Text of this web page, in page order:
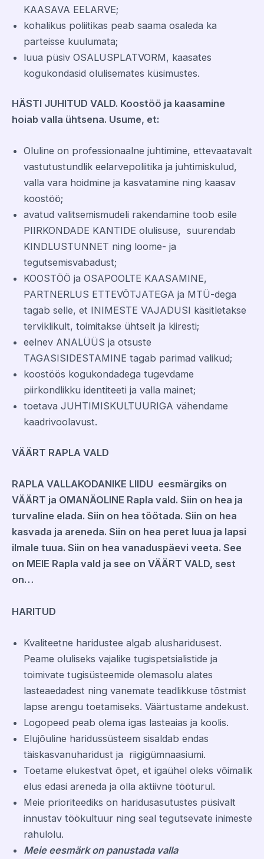
KAASAVA EELARVE;
kohalikus poliitikas peab saama osaleda ka
parteisse kuulumata;
luua püsiv OSALUSPLATVORM, kaasates
kogukondasid olulisemates küsimustes.
HÄSTI JUHITUD VALD. Koostöö ja kaasamine
hoiab valla ühtsena. Usume, et:
Oluline on professionaalne juhtimine, ettevaatavalt
vastutustundlik eelarvepoliitika ja juhtimiskulud,
valla vara hoidmine ja kasvatamine ning kaasav
koostöö;
avatud valitsemismudeli rakendamine toob esile
PIIRKONDADE KANTIDE olulisuse, suurendab
KINDLUSTUNNET ning loome- ja
tegutsemisvabadust;
KOOSTÖÖ ja OSAPOOLTE KAASAMINE,
PARTNERLUS ETTEVÕTJATEGA ja MTÜ-dega
tagab selle, et INIMESTE VAJADUSI käsitletakse
terviklikult, toimitakse ühtselt ja kiiresti;
eelnev ANALÜÜS ja otsuste
TAGASISIDESTAMINE tagab parimad valikud;
koostöös kogukondadega tugevdame
piirkondlikku identiteeti ja valla mainet;
toetava JUHTIMISKULTUURIGA vähendame
kaadrivoolavust.
VÄÄRT RAPLA VALD
RAPLA VALLAKODANIKE LIIDU eesmärgiks on
VÄÄRT ja OMANÄOLINE Rapla vald. Siin on hea ja
turvaline elada. Siin on hea töötada. Siin on hea
kasvada ja areneda. Siin on hea peret luua ja lapsi
ilmale tuua. Siin on hea vanaduspäevi veeta. See
on MEIE Rapla vald ja see on VÄÄRT VALD, sest
on…
HARITUD
Kvaliteetne haridustee algab alusharidusest.
Peame oluliseks vajalike tugispetsialistide ja
toimivate tugisüsteemide olemasolu alates
lasteaedadest ning vanemate teadlikkuse tõstmist
lapse arengu toetamiseks. Väärtustame andekust.
Logopeed peab olema igas lasteaias ja koolis.
Elujõuline haridussüsteem sisaldab endas
täiskasvanuharidust ja riigigümnaasiumi.
Toetame elukestvat õpet, et igaühel oleks võimalik
elus edasi areneda ja olla aktiivne tööturul.
Meie prioriteediks on haridusasutustes püsivalt
innustav töökultuur ning seal tegutsevate inimeste
rahulolu.
Meie eesmärk on panustada valla